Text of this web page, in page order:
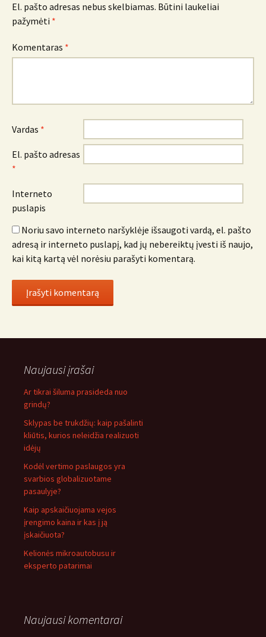
El. pašto adresas nebus skelbiamas. Būtini laukeliai
pažymėti *
Komentaras *
Vardas *
El. pašto adresas
*
Interneto
puslapis
Noriu savo interneto naršyklėje išsaugoti vardą, el. pašto
adresą ir interneto puslapį, kad jų nebereiktų įvesti iš naujo,
kai kitą kartą vėl norėsiu parašyti komentarą.
Naujausi įrašai
Ar tikrai šiluma prasideda nuo
grindų?
Sklypas be trukdžių: kaip pašalinti
kliūtis, kurios neleidžia realizuoti
idėjų
Kodėl vertimo paslaugos yra
svarbios globalizuotame
pasaulyje?
Kaip apskaičiuojama vejos
įrengimo kaina ir kas į ją
įskaičiuota?
Kelionės mikroautobusu ir
eksperto patarimai
Naujausi komentarai